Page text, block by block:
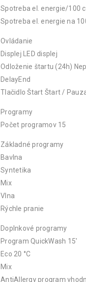
Spotreba el. energie/100
Spotreba el. energie na
Ovládanie
Displej LED displej
Odloženie štartu (24h)
DelayEnd
Tlačidlo Štart Štart /
Programy
Počet programov 15
Základné programy
Bavlna
Syntetika
Mix
Vlna
Rýchle pranie
Doplnkové programy
Program QuickWash 15′
Eco 20 °C
Mix
AntiAllergy program